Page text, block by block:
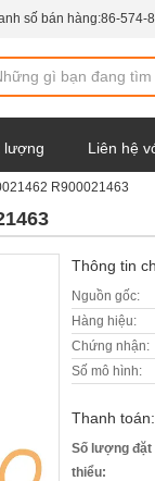
số bán hàng:86-574-
lượng Liên hệ
R900021463
Thông tin
Nguồn gốc:
Hàng hiệu:
Chứng nhận:
Số mô hình:
Thanh toán:
Số lượng đặt
thiểu: